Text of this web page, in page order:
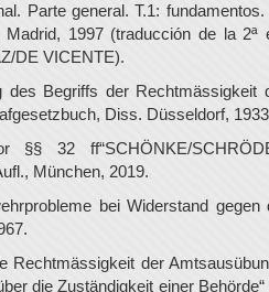
Parte general. T.1: fundamentos.
1997 (traducción de la 2ª
DE VICENTE).
des Begriffs der Rechtmässigkeit
Diss. Düsseldorf,
§§ 32 ff“SCHÖNKE/
München, 2019.
bei Widerstand gegen
Rechtmässigkeit der
die Zuständigkeit einer Behörde“